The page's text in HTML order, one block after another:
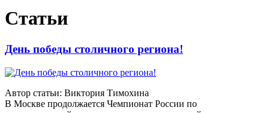
Статьи
День победы столичного региона!
Автор статьи: Виктория Тимохина
В Москве продолжается Чемпионат России по